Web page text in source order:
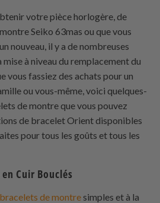
votre pièce horlogère, de
Seiko 63mas ou que vous
nouveau, il y a de nombreuses
à niveau du remplacement du
vous fassiez des achats pour un
ou vous-même, voici quelques-
de montre que vous pouvez
de bracelet Orient disponibles
pour tous les goûts et tous les
Cuir Bouclés
bracelets de montre simples et à la